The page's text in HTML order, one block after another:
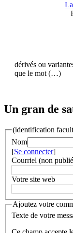
dérivés ou
que le mot (…)
Un gran de
(identification
Nom
[Se connecter]
Courriel (non
Votre site web
Ajoutez votre
Texte de votre